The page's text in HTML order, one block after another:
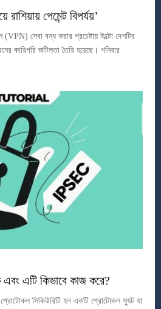
পেমেন্ট বিপর্যয়’
(VPN) সেবা বন্ধ করার প্রচেষ্টায় উল্টো দেশটির
কারিগরি জটিলতা তৈরি হয়েছে। শনিবার
এটি কিভাবে কাজ করে?
সিকিউরিটি হল একটি প্রোটোকল স্যুট যা